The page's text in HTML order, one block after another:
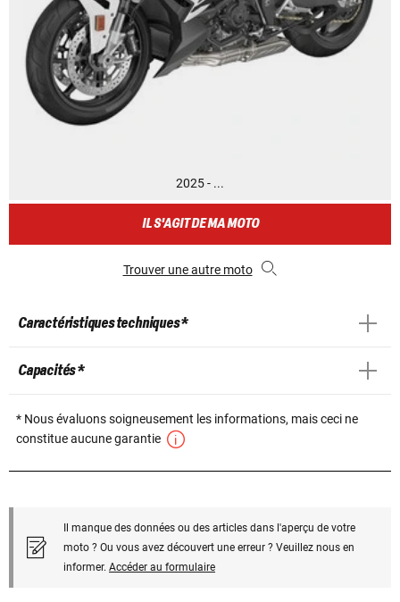
2025 - ...
IL S'AGIT DE MA MOTO
Trouver une autre moto
Caractéristiques techniques *
Capacités *
* Nous évaluons soigneusement les informations, mais ceci ne
constitue aucune garantie
Il manque des données ou des articles dans l'aperçu de votre
moto ? Ou vous avez découvert une erreur ? Veuillez nous en
informer. Accéder au formulaire